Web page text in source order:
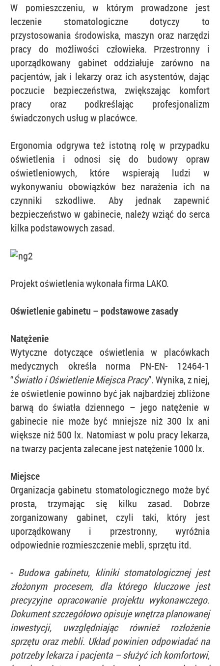
W pomieszczeniu, w którym prowadzone jest
leczenie stomatologiczne dotyczy to
przystosowania środowiska, maszyn oraz narzędzi
pracy do możliwości człowieka. Przestronny i
uporządkowany gabinet oddziałuje zarówno na
pacjentów, jak i lekarzy oraz ich asystentów, dając
poczucie bezpieczeństwa, zwiększając komfort
pracy oraz podkreślając profesjonalizm
świadczonych usług w placówce.
Ergonomia odgrywa też istotną rolę w przypadku
oświetlenia i odnosi się do budowy opraw
oświetleniowych, które wspierają ludzi w
wykonywaniu obowiązków bez narażenia ich na
czynniki szkodliwe. Aby jednak zapewnić
bezpieczeństwo w gabinecie, należy wziąć do serca
kilka podstawowych zasad.
Projekt oświetlenia wykonała firma LAKO.
Oświetlenie gabinetu – podstawowe zasady
Natężenie
Wytyczne dotyczące oświetlenia w placówkach
medycznych określa norma PN-EN- 12464-1
“Światło i Oświetlenie Miejsca Pracy”. Wynika, z niej,
że oświetlenie powinno być jak najbardziej zbliżone
barwą do światła dziennego – jego natężenie w
gabinecie nie może być mniejsze niż 300 lx ani
większe niż 500 lx. Natomiast w polu pracy lekarza,
na twarzy pacjenta zalecane jest natężenie 1000 lx.
Miejsce
Organizacja gabinetu stomatologicznego może być
prosta, trzymając się kilku zasad. Dobrze
zorganizowany gabinet, czyli taki, który jest
uporządkowany i przestronny, wyróżnia
odpowiednie rozmieszczenie mebli, sprzętu itd.
- Budowa gabinetu, kliniki stomatologicznej jest
złożonym procesem, dla którego kluczowe jest
precyzyjne opracowanie projektu wykonawczego.
Dokument szczegółowo opisuje wnętrza planowanej
inwestycji, uwzględniając również rozłożenie
sprzętu oraz mebli. Układ powinien odpowiadać na
potrzeby lekarza i pacjenta – służyć ich komfortowi,